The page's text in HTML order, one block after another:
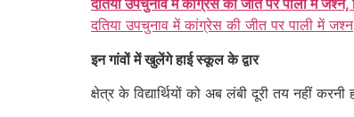
दतिया उपचुनाव में कांग्रेस की जीत पर पाली में जश्न,
दतिया उपचुनाव में कांग्रेस की जीत पर पाली में
इन गांवों में खुलेंगे हाई स्कूल के द्वार
क्षेत्र के विद्यार्थियों को अब लंबी दूरी तय नहीं